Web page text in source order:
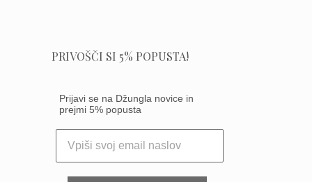
PRIVOŠČI SI 5% POPUSTA!
Prijavi se na Džungla novice in
prejmi 5% popusta